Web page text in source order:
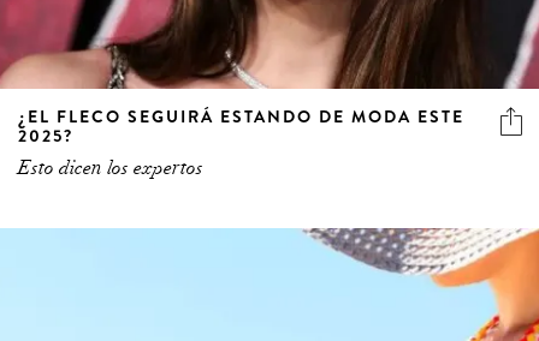
¿EL FLECO SEGUIRÁ ESTANDO DE MODA ESTE
2025?
Esto dicen los expertos